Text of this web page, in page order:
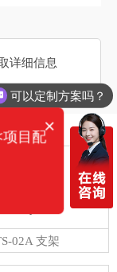
详细信息
02A 支架
可以定制方案吗？
×
项目配